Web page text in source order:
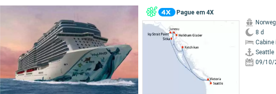
Pague em 4X
8 d
Cabine
Seattle
09/10/